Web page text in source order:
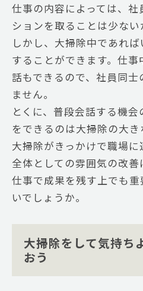
仕事の内容によっては、
ションを取ることは少ない
しかし、大掃除中であれ
することができます。仕
話もできるので、社員同
ません。
とくに、普段会話する機
をできるのは大掃除の大き
大掃除がきっかけで職場に
全体としての雰囲気の改善
仕事で成果を残す上でも
いでしょうか。
大掃除をして気持ち
おう